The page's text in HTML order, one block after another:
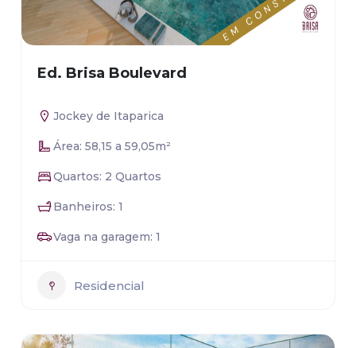
Ed. Brisa Boulevard
Jockey de Itaparica
Área: 58,15 a 59,05m²
Quartos: 2 Quartos
Banheiros: 1
Vaga na garagem: 1
Residencial